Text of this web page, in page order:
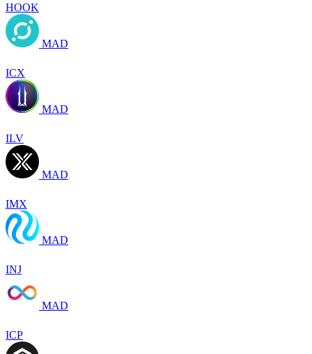
HOOK
MAD
ICX
MAD
ILV
MAD
IMX
MAD
INJ
MAD
ICP